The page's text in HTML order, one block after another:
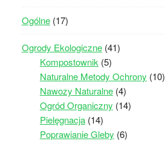
Ogólne(17)
Ogrody Ekologiczne(41)
Kompostownik (5)
Naturalne Metody Ochrony (10)
Nawozy Naturalne(4)
Ogród Organiczny (14)
Pielęgnacja(14)
Poprawianie Gleby (6)